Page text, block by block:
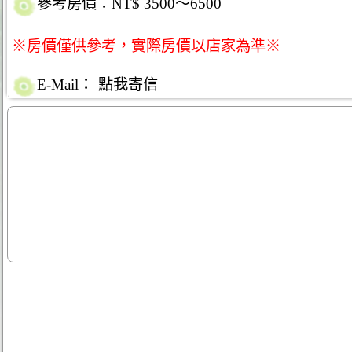
參考房價：NT$ 3500～6500
※房價僅供參考，實際房價以店家為準※
E-Mail： 點我寄信